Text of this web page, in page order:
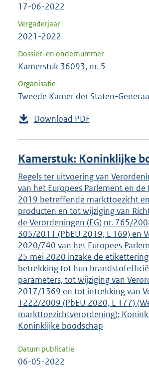
17-06-2022
Vergaderjaar
2021-2022
Dossier- en ondernummer
Kamerstuk 36093, nr. 5
Organisatie
Tweede Kamer der Staten-
Download PDF
Kamerstuk: Koninklijke
Regels ter uitvoering van
van het Europees Parlement en de
2019 betreffende markttoezicht
producten en tot wijziging van
de Verordeningen (EG) nr. 765/
305/2011 (PbEU 2019, L 169) en
2020/740 van het Europees
25 mei 2020 inzake de
betrekking tot hun
parameters, tot wijziging van
2017/1369 en tot intrekking van
1222/2009 (PbEU 2020, L 177)
markttoezichtverordening);
Koninklijke boodschap
Datum publicatie
06-05-2022